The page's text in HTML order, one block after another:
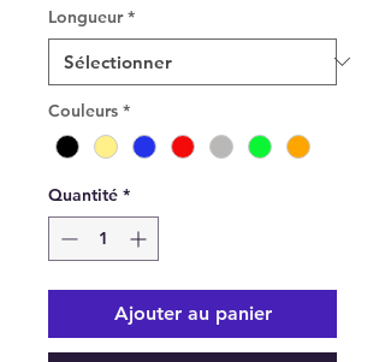
Longueur *
Couleurs *
Quantité *
Ajouter au panier